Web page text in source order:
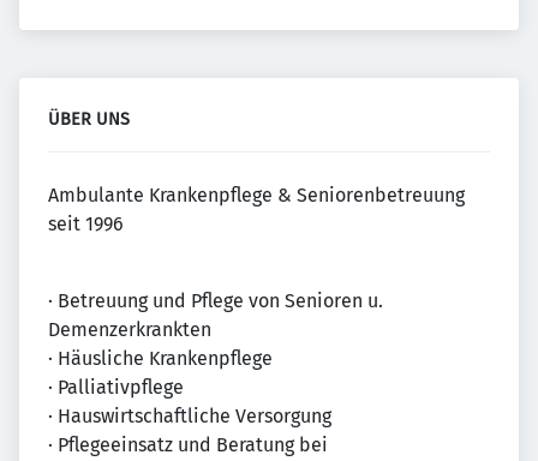
ÜBER UNS
Ambulante Krankenpflege & Seniorenbetreuung
seit 1996
· Betreuung und Pflege von Senioren u.
Demenzerkrankten
· Häusliche Krankenpflege
· Palliativpflege
· Hauswirtschaftliche Versorgung
· Pflegeeinsatz und Beratung bei